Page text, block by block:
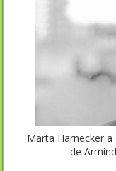
Marta Harnecker a
de